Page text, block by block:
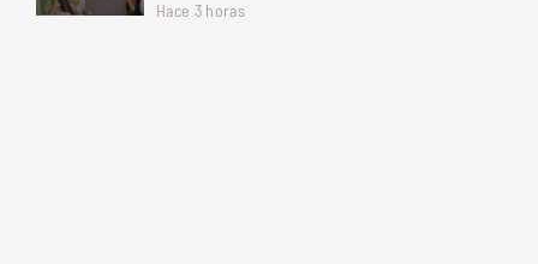
Hace 3 horas